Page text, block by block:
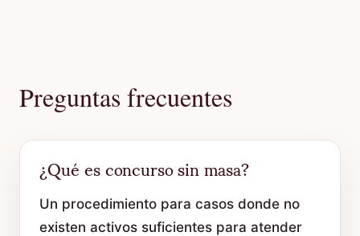
Preguntas frecuentes
¿Qué es concurso sin masa?
Un procedimiento para casos donde no
existen activos suficientes para atender